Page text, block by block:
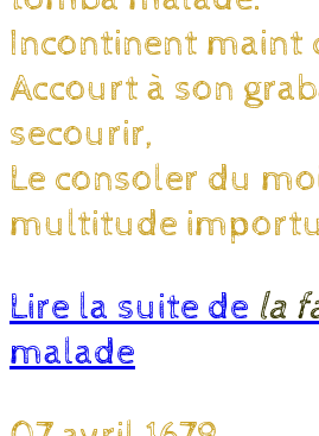
Incontinent maint
Accourt à son
secourir,
Le consoler du
multitude
Lire la suite de la
malade